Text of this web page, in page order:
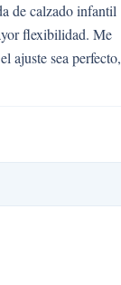
de calzado infantil
flexibilidad. Me
ajuste sea perfecto,